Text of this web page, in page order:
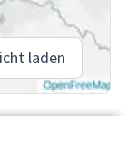
laden